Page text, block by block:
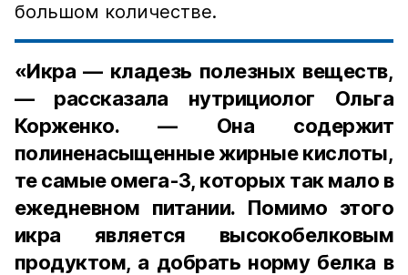
большом количестве.
«Икра — кладезь полезных веществ,
— рассказала нутрициолог Ольга
Корженко. — Она содержит
полиненасыщенные жирные кислоты,
те самые омега-3, которых так мало в
ежедневном питании. Помимо этого
икра является высокобелковым
продуктом, а добрать норму белка в